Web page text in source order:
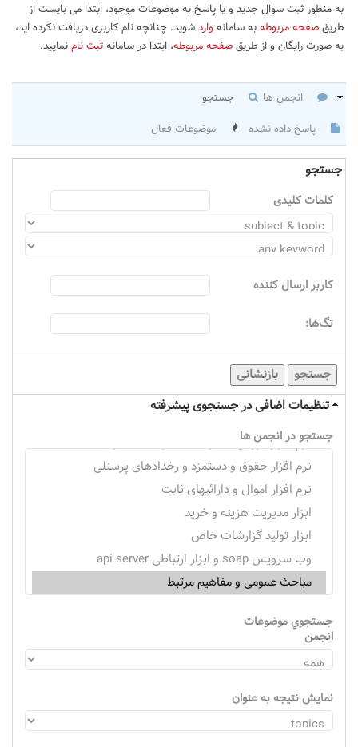
به منظور ثبت سوال جدید و یا پاسخ به موضوعات موجود، ابتدا می بایست از
طریقصفحه مربوطهبه سامانه واردشوید. چنانچه نام کاربری دریافت نکرده اید،
به صورت رایگان و از طریقصفحه مربوطه، ابتدا در سامانهثبت نامنمایید.
انجمن ها
جستجو
پاسخ داده نشده
موضوعات فعال
جستجو
کلمات کلیدی
كاربر ارسال كننده
تگ‌ها:
جستجو
بازنشانی
تنظیمات اضافی در جستجوی پیشرفته
جستجو در انجمن ها
جستجوي موضوعات
انجمن
نمایش نتیجه به عنوان